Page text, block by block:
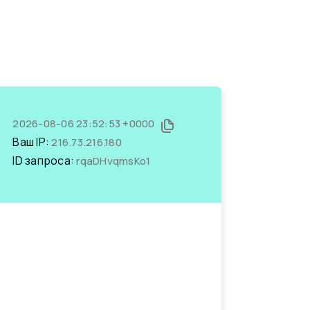
2026-08-06 23:52:53 +0000
Ваш IP:216.73.216.180
ID запроса:rqaDHvqmsKo1